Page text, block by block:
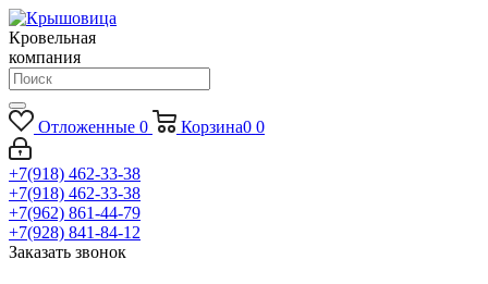
Кровельная
компания
Отложенные 0 Корзина0 0
+7(918) 462-33-38
+7(918) 462-33-38
+7(962) 861-44-79
+7(928) 841-84-12
Заказать звонок